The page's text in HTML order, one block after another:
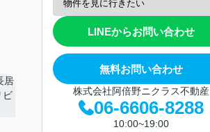
LINEからお問い合わせ
無料お問い合わせ
株式会社阿倍野ニクラス不動産
06-6606-8288
10:00~19:00